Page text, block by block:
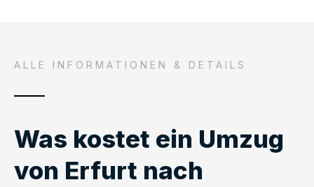
ALLE INFORMATIONEN & DETAILS
Was kostet ein Umzug
von Erfurt nach